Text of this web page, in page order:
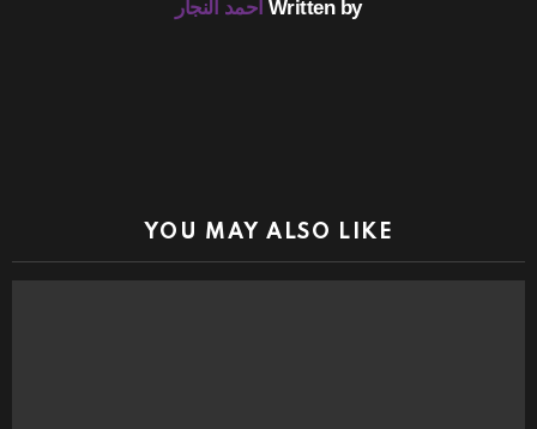
Written by أحمد النجار
YOU MAY ALSO LIKE